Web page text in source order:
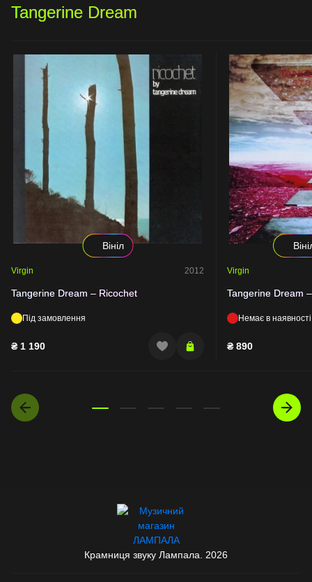
Tangerine Dream
Вініл
Virgin 2012
Tangerine Dream – Ricochet
Під замовлення
₴ 1 190
Virgin
Tangerine Dream
Немає в наявності
₴ 890
Крамниця звуку Лампала. 2026